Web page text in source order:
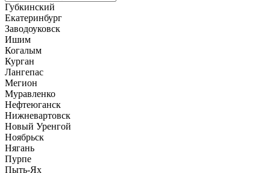
Губкинский
Екатеринбург
Заводоуковск
Ишим
Когалым
Курган
Лангепас
Мегион
Муравленко
Нефтеюганск
Нижневартовск
Новый Уренгой
Ноябрьск
Нягань
Пурпе
Пыть-Ях